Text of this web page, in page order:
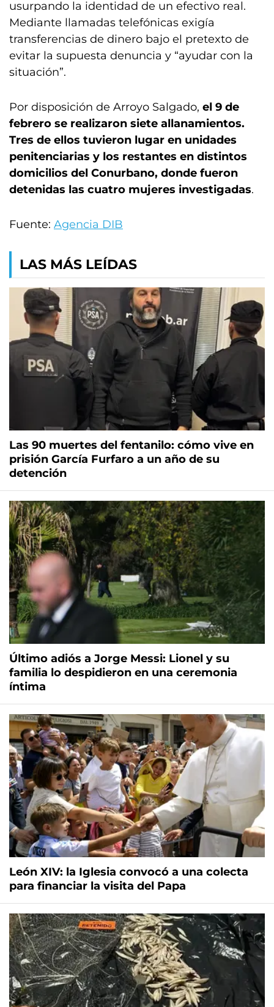
usurpando la identidad de un efectivo real.
Mediante llamadas telefónicas exigía
transferencias de dinero bajo el pretexto de
evitar la supuesta denuncia y “ayudar con la
situación”.
Por disposición de Arroyo Salgado, el 9 de
febrero se realizaron siete allanamientos.
Tres de ellos tuvieron lugar en unidades
penitenciarias y los restantes en distintos
domicilios del Conurbano, donde fueron
detenidas las cuatro mujeres investigadas.
Fuente: Agencia DIB
LAS MÁS LEÍDAS
Las 90 muertes del fentanilo: cómo vive en
prisión García Furfaro a un año de su
detención
Último adiós a Jorge Messi: Lionel y su
familia lo despidieron en una ceremonia
íntima
León XIV: la Iglesia convocó a una colecta
para financiar la visita del Papa